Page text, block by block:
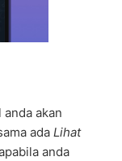
anda akan
ada Lihat
anda